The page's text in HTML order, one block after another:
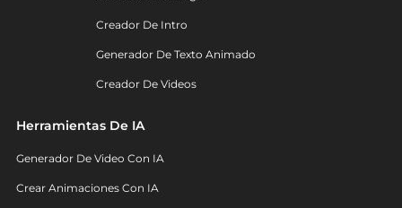
Creador De Intro
Generador De Texto Animado
Creador De Videos
Herramientas De IA
Generador De Video Con IA
Crear Animaciones Con IA